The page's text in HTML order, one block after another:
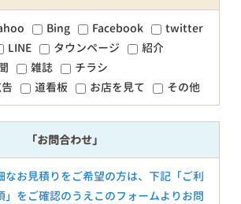
Bing Facebook
twitter
LINE タウンページ
紹介
雑誌
チラシ
道看板 お店を見て その他
「お問合わせ」
なお見積りをご希望の方は、下記「ご利
」をご確認のうえこのフォームよりお問